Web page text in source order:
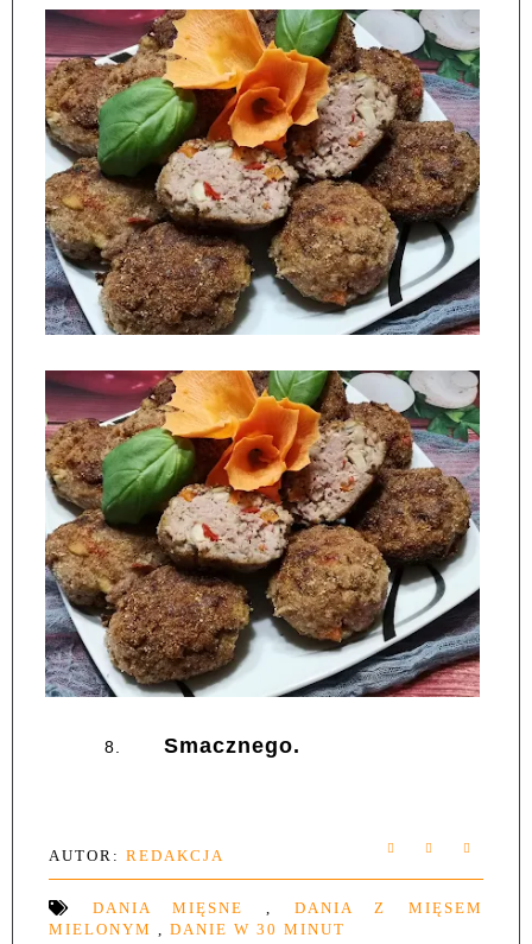
8. Smacznego.
AUTOR: REDAKCJA
DANIA MIĘSNE
DANIA Z MIĘSEM
MIELONYM
DANIE W 30 MINUT